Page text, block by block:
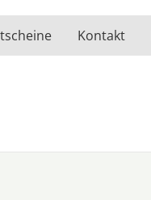
Kontakt